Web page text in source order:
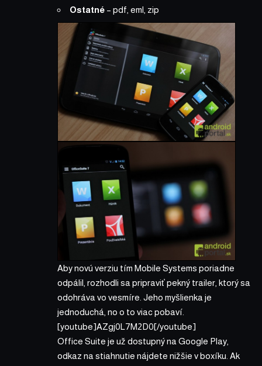
Ostatné – pdf, eml, zip
Aby novú verziu tím Mobile Systems poriadne
odpálil, rozhodli sa pripraviť pekný trailer, ktorý sa
odohráva vo vesmíre. Jeho myšlienka je
jednoduchá, no o to viac pobaví.
[youtube]AZgj0L7M2D0[/youtube]
Office Suite je už dostupný na Google Play,
odkaz na stiahnutie nájdete nižšie v boxíku. Ak